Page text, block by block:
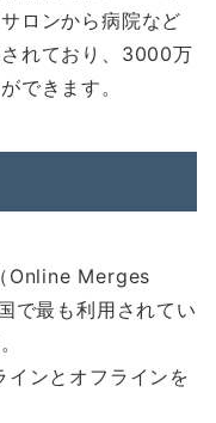
ロンから病院など
れており、3000万
できます。
Online Merges
で最も利用されてい
インとオフラインを